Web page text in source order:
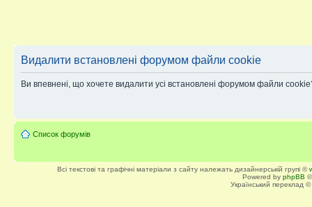
Видалити встановлені форумом файли cookie
Ви впевнені, що хочете видалити усі встановлені форумом файли
Список форумів
Всі текстові та графічні матеріали з сайту належать дизайнерській групі ©
Powered by phpBB
Український переклад